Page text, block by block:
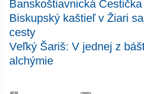
Banskoštiavnická
Biskupský kaštieľ v Žiari
cesty
Veľký Šariš: V jednej z
alchýmie